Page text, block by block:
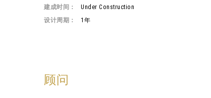
建成时间：
Under Construction
设计周期：
1年
顾问